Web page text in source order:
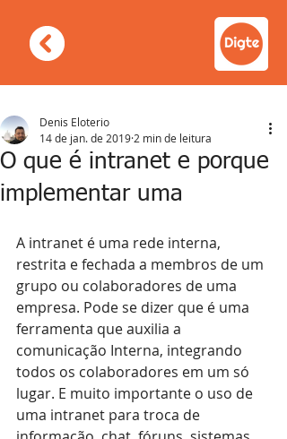
O que é intranet e porque
implementar uma
Denis Eloterio
14 de jan. de 2019 2 min de leitura
A intranet é uma rede interna,
restrita e fechada a membros de um
grupo ou colaboradores de uma
empresa. Pode se dizer que é uma
ferramenta que auxilia a
comunicação Interna, integrando
todos os colaboradores em um só
lugar. E muito importante o uso de
uma intranet para troca de